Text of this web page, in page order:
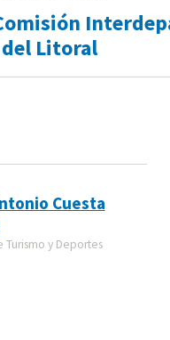
Litoral
Cuesta
Turismo y Deportes